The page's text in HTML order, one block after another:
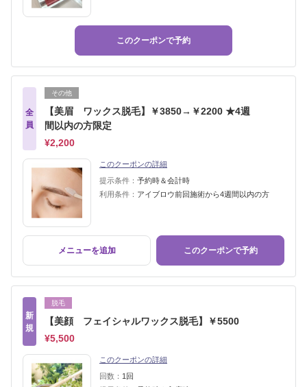
このクーポンで予約
全
員
その他
【美眉 ワックス脱毛】￥3850→￥2200 ★4週
間以内の方限定
¥2,200
このクーポンの詳細
提示条件： 予約時＆会計時
利用条件： アイブロウ前回施術から4週間以内の方
メニューを追加 このクーポンで予約
新
規
脱毛
【美顔 フェイシャルワックス脱毛】￥5500
¥5,500
このクーポンの詳細
回数： 1回